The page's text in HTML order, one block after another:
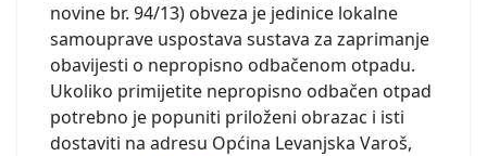
novine br. 94/13) obveza je jedinice lokalne
samouprave uspostava sustava za zaprimanje
obavijesti o nepropisno odbačenom otpadu.
Ukoliko primijetite nepropisno odbačen otpad
potrebno je popuniti priloženi obrazac i isti
dostaviti na adresu Općina Levanjska Varoš,